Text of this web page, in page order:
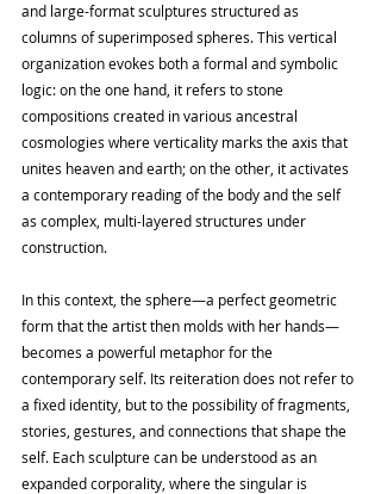
and large-format sculptures structured as
columns of superimposed spheres. This vertical
organization evokes both a formal and symbolic
logic: on the one hand, it refers to stone
compositions created in various ancestral
cosmologies where verticality marks the axis that
unites heaven and earth; on the other, it activates
a contemporary reading of the body and the self
as complex, multi-layered structures under
construction.
In this context, the sphere—a perfect geometric
form that the artist then molds with her hands—
becomes a powerful metaphor for the
contemporary self. Its reiteration does not refer to
a fixed identity, but to the possibility of fragments,
stories, gestures, and connections that shape the
self. Each sculpture can be understood as an
expanded corporality, where the singular is